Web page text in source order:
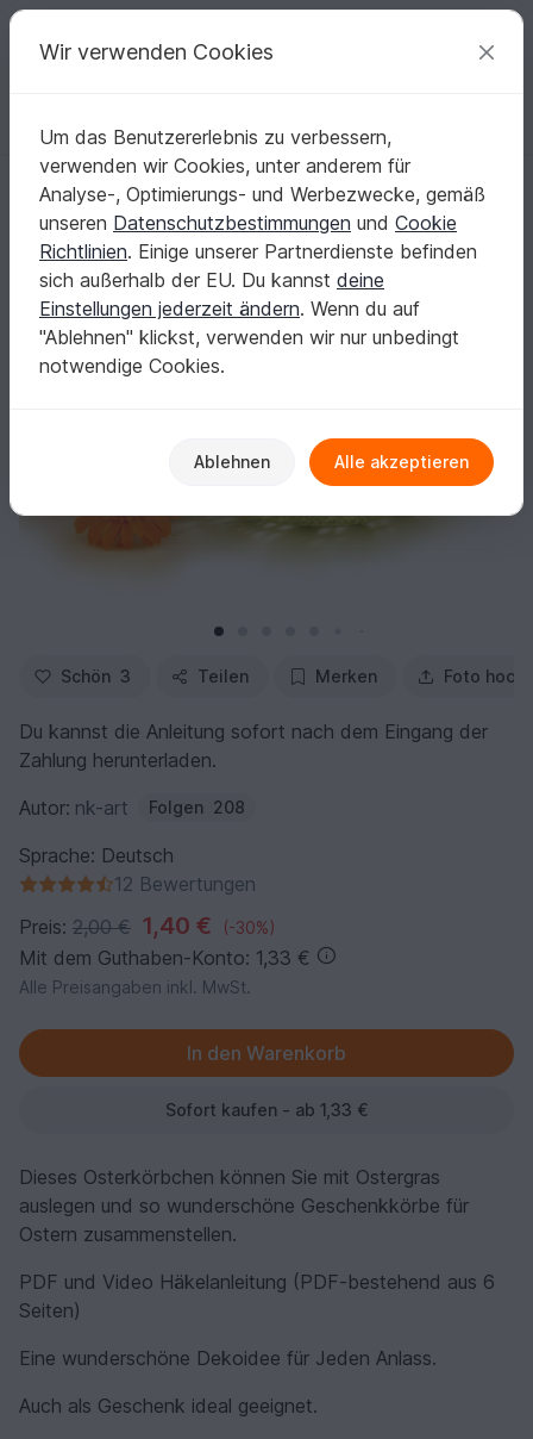
Deine kreativen Ideen
Deutsch | € (EUR) einloggen Kostenlos registrieren
Startseite Häkeln Festlichkeiten Ostern
Korb häkeln
Korb häkeln
Schön 3 Teilen Merken Foto
Du kannst die Anleitung sofort nach dem Eingang der
Zahlung herunterladen.
Autor: nk-art Folgen 208
Sprache: Deutsch
12 Bewertungen
Preis: 2,00 € 1,40 € (-30%)
Mit dem Guthaben-Konto: 1,33 €
Alle Preisangaben inkl. MwSt.
Sofort kaufen - ab 1,33 €
Dieses Osterkörbchen können Sie mit Ostergras
auslegen und so wunderschöne Geschenkkörbe für
Ostern zusammenstellen.
PDF und Video Häkelanleitung (PDF-bestehend aus 6
Seiten)
Eine wunderschöne Dekoidee für Jeden Anlass.
Auch als Geschenk ideal geeignet.
Wir verwenden Cookies
Um das Benutzererlebnis zu verbessern,
verwenden wir Cookies, unter anderem für
Analyse-, Optimierungs- und Werbezwecke, gemäß
unseren Datenschutzbestimmungen und Cookie
Richtlinien. Einige unserer Partnerdienste befinden
sich außerhalb der EU. Du kannst deine
Einstellungen jederzeit ändern. Wenn du auf
"Ablehnen" klickst, verwenden wir nur unbedingt
notwendige Cookies.
Ablehnen Alle akzeptieren